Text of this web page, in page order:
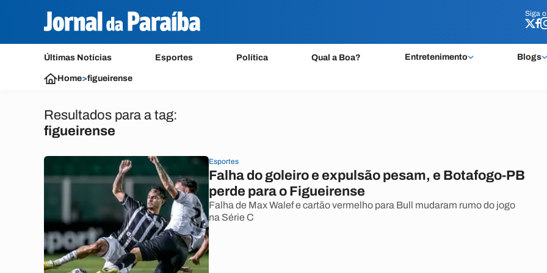
Siga o
Últimas Notícias Esportes Política Qual a Boa? Entretenimento Blogs
Siga o
Home>figueirense
Resultados para a tag:
figueirense
Esportes
Falha do goleiro e expulsão pesam, e Botafogo-PB
perde para o Figueirense
Falha de Max Walef e cartão vermelho para Bull mudaram rumo do jogo
na Série C